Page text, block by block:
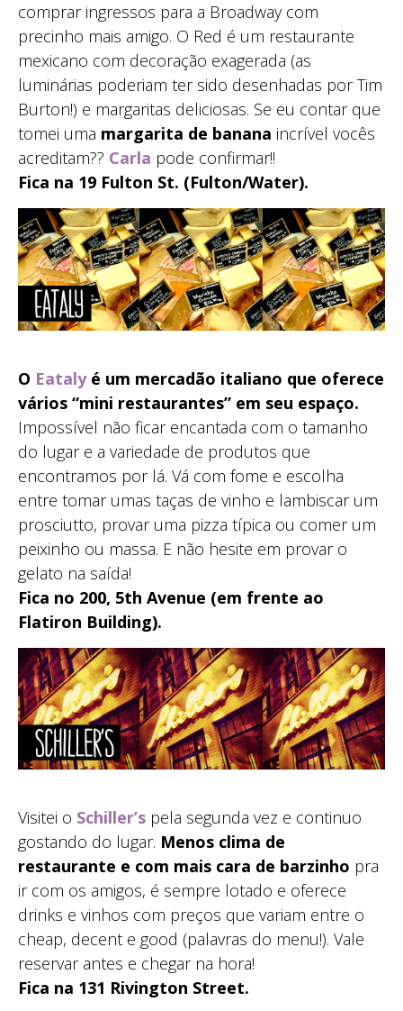
comprar ingressos para a Broadway com
precinho mais amigo. O Red é um restaurante
mexicano com decoração exagerada (as
luminárias poderiam ter sido desenhadas por Tim
Burton!) e margaritas deliciosas. Se eu contar que
tomei uma margarita de banana incrível vocês
acreditam?? Carla pode confirmar!!
Fica na 19 Fulton St. (Fulton/Water).
O Eatalyé um mercadão italiano que oferece
vários “mini restaurantes” em seu espaço.
Impossível não ficar encantada com o tamanho
do lugar e a variedade de produtos que
encontramos por lá. Vá com fome e escolha
entre tomar umas taças de vinho e lambiscar um
prosciutto, provar uma pizza típica ou comer um
peixinho ou massa. E não hesite em provar o
gelato na saída!
Fica no 200, 5th Avenue (em frente ao
Flatiron Building).
Visitei o Schiller’s pela segunda vez e continuo
gostando do lugar. Menos clima de
restaurante e com mais cara de barzinho pra
ir com os amigos, é sempre lotado e oferece
drinks e vinhos com preços que variam entre o
cheap, decent e good (palavras do menu!). Vale
reservar antes e chegar na hora!
Fica na 131 Rivington Street.